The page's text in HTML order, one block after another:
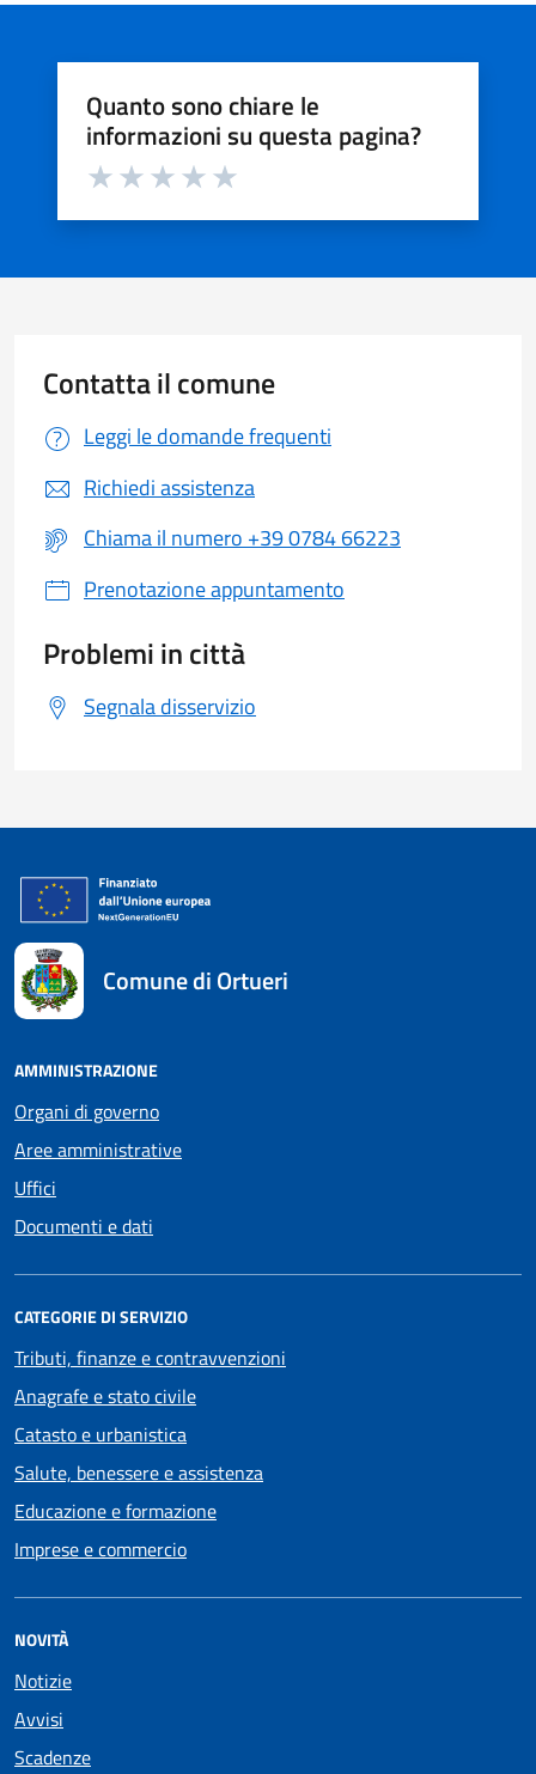
Quanto sono chiare le
informazioni su questa pagina?
Valuta da 1 a 5 stelle la pagina
Contatta il comune
Leggi le domande frequenti
Richiedi assistenza
Chiama il numero +39 0784 66223
Prenotazione appuntamento
Problemi in città
Segnala disservizio
Comune di Ortueri
AMMINISTRAZIONE
Organi di governo
Aree amministrative
Uffici
Documenti e dati
CATEGORIE DI SERVIZIO
Tributi, finanze e contravvenzioni
Anagrafe e stato civile
Catasto e urbanistica
Salute, benessere e assistenza
Educazione e formazione
Imprese e commercio
NOVITÀ
Notizie
Avvisi
Scadenze